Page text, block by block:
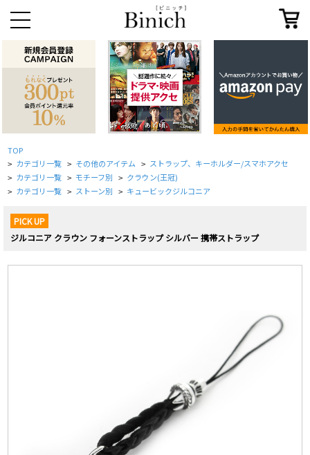
TOP
> カテゴリ一覧 > その他のアイテム > ストラップ、キーホルダー/スマホアクセ
> カテゴリ一覧 > モチーフ別 > クラウン(王冠)
> カテゴリ一覧 > ストーン別 > キュービックジルコニア
PICK UP
ジルコニア クラウン フォーンストラップ シルバー 携帯ストラップ